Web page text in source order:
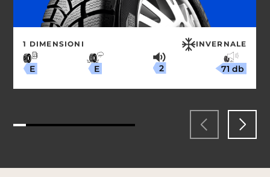
1 DIMENSIONI INVERNALE
E E 2 71 db